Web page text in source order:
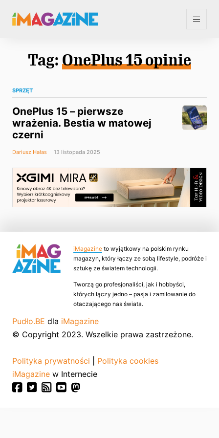
Tag: OnePlus 15 opinie
SPRZĘT
OnePlus 15 – pierwsze
wrażenia. Bestia w matowej
czerni
Dariusz Hałas 13 listopada 2025
iMagazine to wyjątkowy na polskim rynku
magazyn, który łączy ze sobą lifestyle, podróże i
sztukę ze światem technologii.
Tworzą go profesjonaliści, jak i hobbyści,
których łączy jedno – pasja i zamiłowanie do
otaczającego nas świata.
Pudło.BE dla iMagazine
© Copyright 2023. Wszelkie prawa zastrzeżone.
Polityka prywatności
Polityka cookies
iMagazine w Internecie